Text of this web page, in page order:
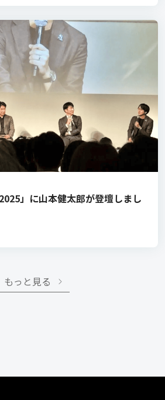
」に山本健太郎が登壇しまし
もっと見る